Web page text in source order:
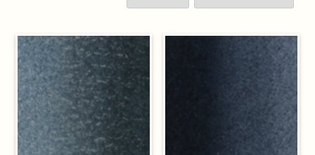
商品はございません。